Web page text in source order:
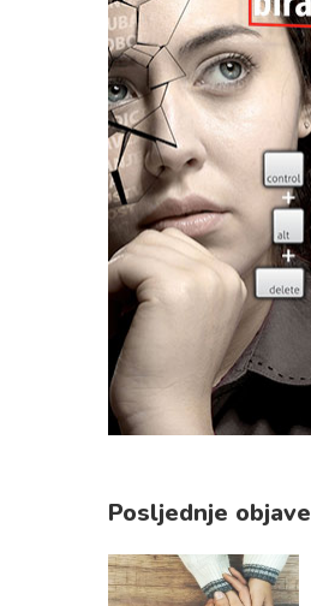
Posljednje objave